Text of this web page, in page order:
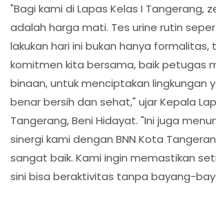
"Bagi kami di Lapas Kelas I Tangerang,
adalah harga mati. Tes urine rutin
lakukan hari ini bukan hanya formalitas,
komitmen kita bersama, baik petugas
binaan, untuk menciptakan lingkungan
benar bersih dan sehat," ujar Kepala
Tangerang, Beni Hidayat. "Ini juga
sinergi kami dengan BNN Kota
sangat baik. Kami ingin memastikan
sini bisa beraktivitas tanpa bayang-